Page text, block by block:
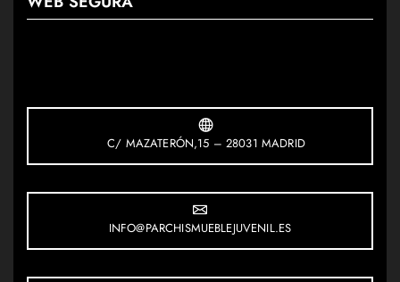
C/ MAZATERÓN,15 – 28031 MADRID
INFO@PARCHISMUEBLEJUVENIL.ES